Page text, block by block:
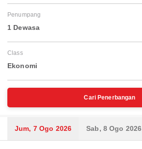
Penumpang
1 Dewasa
Class
Ekonomi
Cari Penerbangan
Jum, 7 Ogo 2026 Sab, 8 Ogo 2026